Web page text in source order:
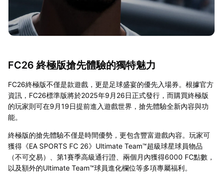
FC26 終極版搶先體驗的獨特魅力
FC26終極版不僅是款遊戲，更是足球盛宴的優先入場券。根據官方
資訊，FC26標準版將於2025年9月26日正式發行，而購買終極版
的玩家則可在9月19日提前進入遊戲世界，搶先體驗全新內容與功
能。
終極版的搶先體驗不僅是時間優勢，更包含豐富遊戲內容。玩家可
獲得《EA SPORTS FC 26》Ultimate Team™超級球星球員物品
（不可交易）、第1賽季高級通行證、兩個月內獲得6000 FC點數，
以及額外的Ultimate Team™球員進化欄位等多項專屬福利。